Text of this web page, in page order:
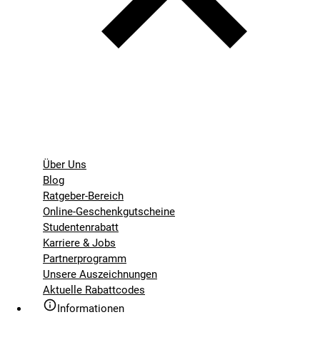
Über Uns
Blog
Ratgeber-Bereich
Online-Geschenkgutscheine
Studentenrabatt
Karriere & Jobs
Partnerprogramm
Unsere Auszeichnungen
Aktuelle Rabattcodes
Informationen